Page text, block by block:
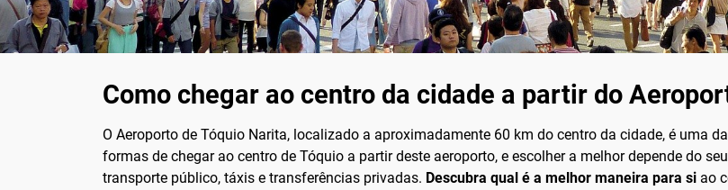
Como chegar ao centro da cidade a partir do
O Aeroporto de Tóquio Narita, localizado a aproximadamente 60 km do centro da cidade, é uma
formas de chegar ao centro de Tóquio a partir deste aeroporto, e escolher a melhor depende do
transporte público, táxis e transferências privadas. Descubra qual é a melhor maneira para si ao